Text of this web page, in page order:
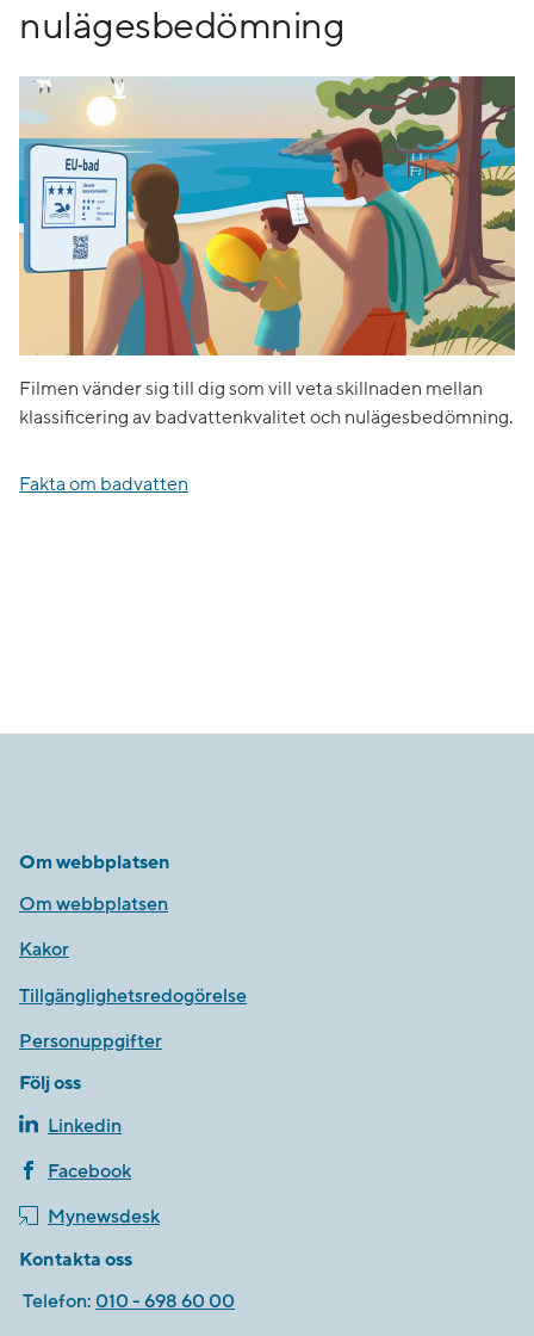
nulägesbedömning
Filmen vänder sig till dig som vill veta skillnaden mellan
klassificering av badvattenkvalitet och nulägesbedömning.
Fakta om badvatten
Om webbplatsen
Om webbplatsen
Kakor
Tillgänglighetsredogörelse
Personuppgifter
Följ oss
Linkedin
Facebook
Mynewsdesk
Kontakta oss
Telefon: 010 - 698 60 00